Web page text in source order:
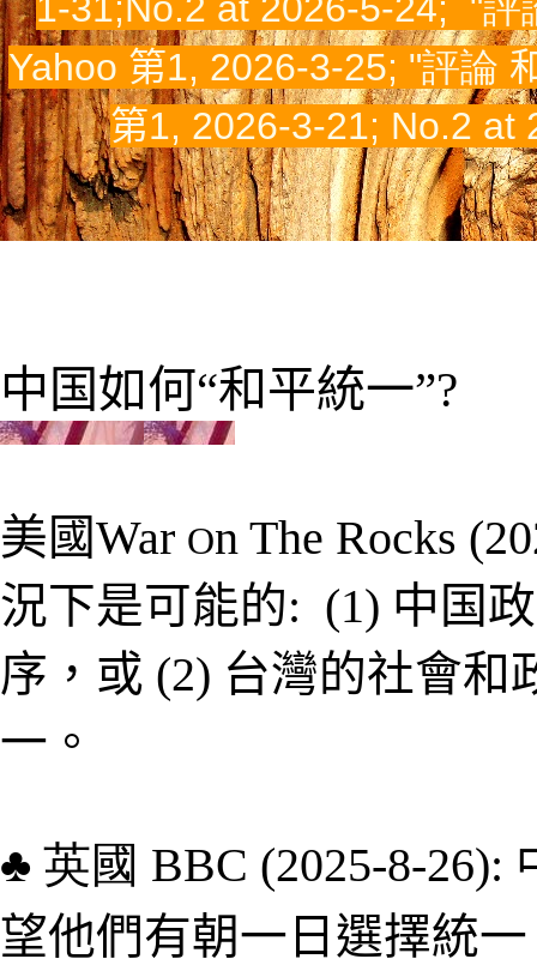
Yahoo 第1, 2026-3-25; "評論
第1, 2026-3-21; No.2 at
中国如何“和平統一”?
美國War On The Rocks (
況下是可能的: (1) 中 国
序，或 (2) 台灣的社會和
一。
♣ 英國 BBC (2025-8-26):
望他們有朝一日選擇統